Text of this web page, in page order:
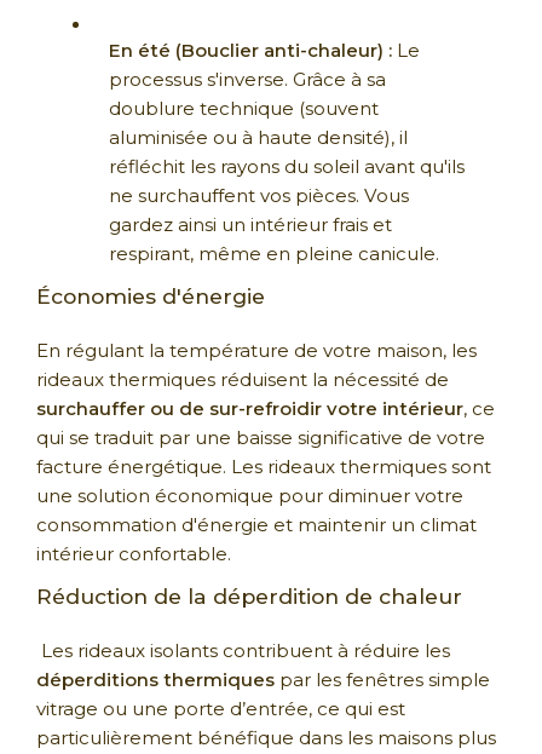
En été (Bouclier anti-chaleur) : Le
processus s'inverse. Grâce à sa
doublure technique (souvent
aluminisée ou à haute densité), il
réfléchit les rayons du soleil avant qu'ils
ne surchauffent vos pièces. Vous
gardez ainsi un intérieur frais et
respirant, même en pleine canicule.
Économies d'énergie
En régulant la température de votre maison, les
rideaux thermiques réduisent la nécessité de
surchauffer ou de sur-refroidir votre intérieur, ce
qui se traduit par une baisse significative de votre
facture énergétique. Les rideaux thermiques sont
une solution économique pour diminuer votre
consommation d'énergie et maintenir un climat
intérieur confortable.
Réduction de la déperdition de chaleur
Les rideaux isolants contribuent à réduire les
déperditions thermiques par les fenêtres simple
vitrage ou une porte d’entrée, ce qui est
particulièrement bénéfique dans les maisons plus